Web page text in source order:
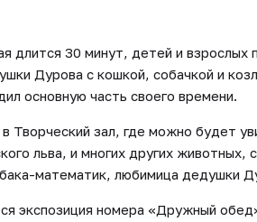
длится 30 минут, детей и взрослых
Дурова с кошкой, собачкой и
основную часть своего времени.
Творческий зал, где можно будет
льва, и многих других
математик, любимица дедушки
экспозиция номера «Дружный